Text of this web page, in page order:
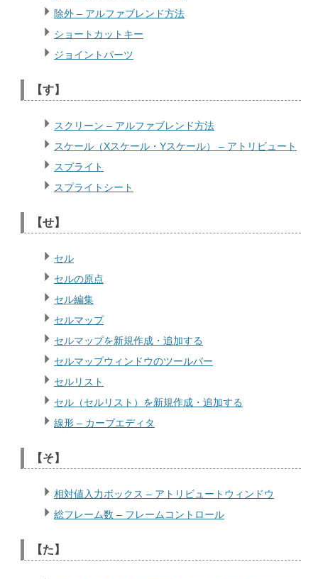
除外 – アルファブレンド方法
ショートカットキー
ジョイントパーツ
【す】
スクリーン – アルファブレンド方法
スケール（Xスケール・Yスケール） – アトリビュート
スプライト
スプライトシート
【せ】
セル
セルの原点
セル編集
セルマップ
セルマップを新規作成・追加する
セルマップウィンドウのツールバー
セルリスト
セル（セルリスト）を新規作成・追加する
線形 – カーブエディタ
【そ】
相対値入力ボックス – アトリビュートウィンドウ
総フレーム数 – フレームコントロール
【た】